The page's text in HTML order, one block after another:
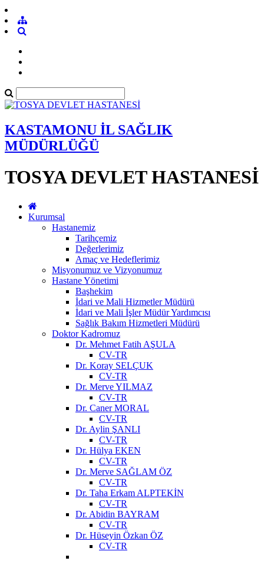
KASTAMONU İL SAĞLIK
MÜDÜRLÜĞÜ
TOSYA DEVLET HASTANESİ
Kurumsal
Hastanemiz
Tarihçemiz
Değerlerimiz
Amaç ve Hedeflerimiz
Misyonumuz ve Vizyonumuz
Hastane Yönetimi
Başhekim
İdari ve Mali Hizmetler Müdürü
İdari ve Mali İşler Müdür Yardımcısı
Sağlık Bakım Hizmetleri Müdürü
Doktor Kadromuz
Dr. Mehmet Fatih AŞULA
CV-TR
Dr. Koray SELÇUK
CV-TR
Dr. Merve YILMAZ
CV-TR
Dr. Caner MORAL
CV-TR
Dr. Aylin ŞANLI
CV-TR
Dr. Hülya EKEN
CV-TR
Dr. Merve SAĞLAM ÖZ
CV-TR
Dr. Taha Erkam ALPTEKİN
CV-TR
Dr. Abidin BAYRAM
CV-TR
Dr. Hüseyin Özkan ÖZ
CV-TR